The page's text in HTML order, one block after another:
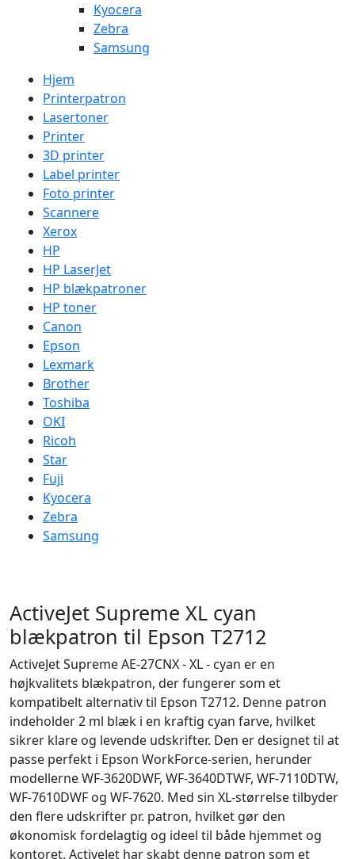
Kyocera
Zebra
Samsung
Hjem
Printerpatron
Lasertoner
Printer
3D printer
Label printer
Foto printer
Scannere
Xerox
HP
HP LaserJet
HP blækpatroner
HP toner
Canon
Epson
Lexmark
Brother
Toshiba
OKI
Ricoh
Star
Fuji
Kyocera
Zebra
Samsung
ActiveJet Supreme XL cyan
blækpatron til Epson T2712
ActiveJet Supreme AE-27CNX - XL - cyan er en
højkvalitets blækpatron, der fungerer som et
kompatibelt alternativ til Epson T2712. Denne patron
indeholder 2 ml blæk i en kraftig cyan farve, hvilket
sikrer klare og levende udskrifter. Den er designet til at
passe perfekt i Epson WorkForce-serien, herunder
modellerne WF-3620DWF, WF-3640DTWF, WF-7110DTW,
WF-7610DWF og WF-7620. Med sin XL-størrelse tilbyder
den flere udskrifter pr. patron, hvilket gør den
økonomisk fordelagtig og ideel til både hjemmet og
kontoret. ActiveJet har skabt denne patron som et